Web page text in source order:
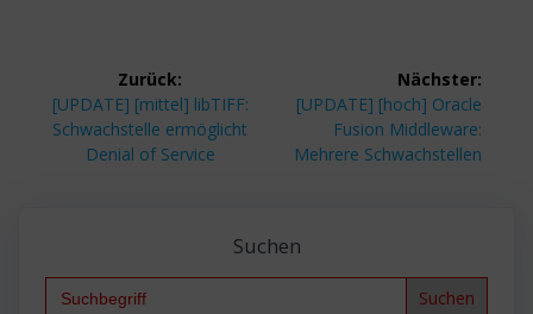
Beitragsnavigation
Zurück:
Vorheriger
Beitrag:
[UPDATE] [mittel] libTIFF:
Schwachstelle ermöglicht
Denial of Service
Nächster:
Nächster
Beitrag:
[UPDATE] [hoch] Oracle
Fusion Middleware:
Mehrere Schwachstellen
Suchen
Search